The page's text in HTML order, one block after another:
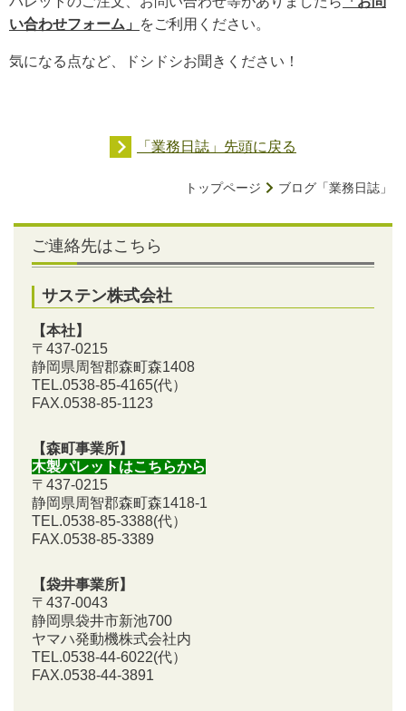
い合わせフォーム」
をご利用ください。
気になる点など、ドシドシお聞きください！
「業務日誌」先頭に戻る
トップページ ブログ「業務日誌」
ご連絡先はこちら
サステン株式会社
【本社】
〒437-0215
静岡県周智郡森町森1408
TEL.0538-85-4165(代）
FAX.0538-85-1123
【森町事業所】
木製パレットはこちらから
〒437-0215
静岡県周智郡森町森1418-1
TEL.0538-85-3388(代）
FAX.0538-85-3389
【袋井事業所】
〒437-0043
静岡県袋井市新池700
ヤマハ発動機株式会社内
TEL.0538-44-6022(代）
FAX.0538-44-3891